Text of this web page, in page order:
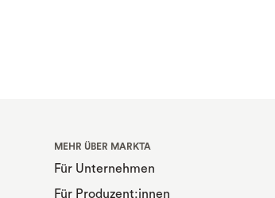
MEHR ÜBER MARKTA
Für Unternehmen
Für Produzent:innen